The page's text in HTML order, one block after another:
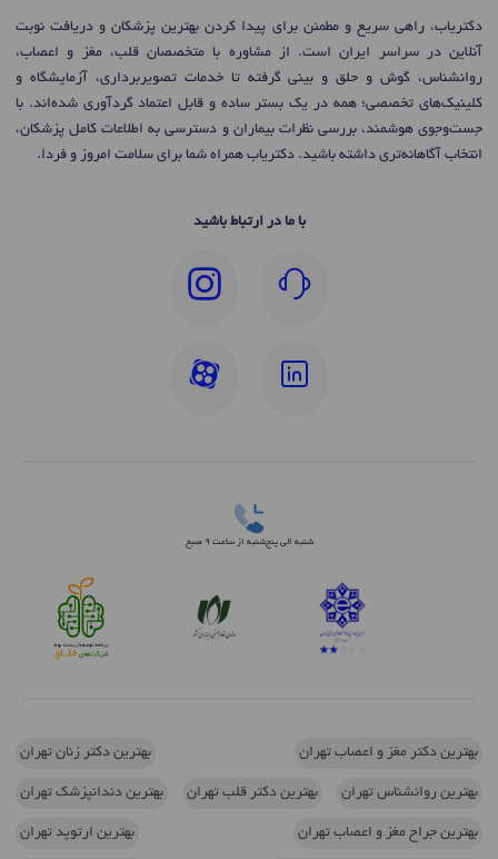
دکتریاب، راهی سریع و مطمئن برای پیدا کردن بهترین پزشکان و دریافت نوبت
آنلاین در سراسر ایران است. از مشاوره با متخصصان قلب، مغز و اعصاب،
روانشناس، گوش و حلق و بینی گرفته تا خدمات تصویربرداری، آزمایشگاه و
کلینیک‌های تخصصی؛ همه در یک بستر ساده و قابل اعتماد گردآوری شده‌اند. با
جست‌وجوی هوشمند، بررسی نظرات بیماران و دسترسی به اطلاعات کامل پزشکان،
انتخاب آگاهانه‌تری داشته باشید. دکتریاب همراه شما برای سلامت امروز و فردا.
با ما در ارتباط باشید
شنبه الی پنج‌شنبه از ساعت 9 صبح
بهترین دکتر مغز و اعصاب تهران بهترین دکتر زنان تهران
بهترین روانشناس تهران بهترین دکتر قلب تهران بهترین دندانپزشک تهران
بهترین جراح مغز و اعصاب تهران بهترین ارتوپد تهران